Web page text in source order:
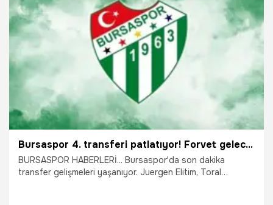
27.06.2026 Bursa
Bursaspor 4. transferi patlatıyor! Forvet gelecek derken sürpriz ortaya çıktı
BURSASPOR HABERLERİ... Bursaspor'da son dakika
transfer gelişmeleri yaşanıyor. Juergen Elitim, Toral